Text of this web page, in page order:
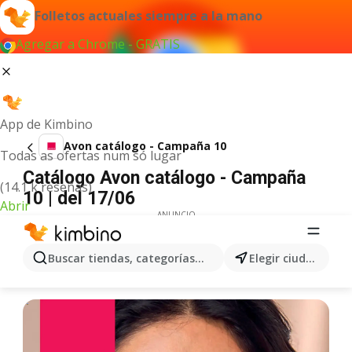
Folletos actuales siempre a la mano
Agregar a Chrome - GRATIS
App de Kimbino
Todas as ofertas num só lugar
(14.1 k reseñas)
Abrir
Buscar tiendas, categorías, productos... Elegir ciudad
Avon catálogo - Campaña 10
Catálogo Avon catálogo - Campaña
10 | del 17/06
ANUNCIO